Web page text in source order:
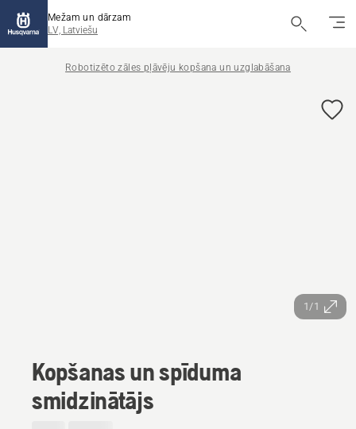
Mežam un dārzam
LV, Latviešu
Robotizēto zāles pļāvēju kopšana un uzglabāšana
1/1
Kopšanas un spīduma
smidzinātājs